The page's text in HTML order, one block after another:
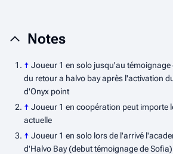
Notes
↑ Joueur 1 en solo jusqu'au
du retour a halvo bay après l'activation
d'Onyx point
↑ Joueur 1 en coopération peut importe
actuelle
↑ Joueur 1 en solo lors de l'arrivé
d'Halvo Bay (debut témoignage de